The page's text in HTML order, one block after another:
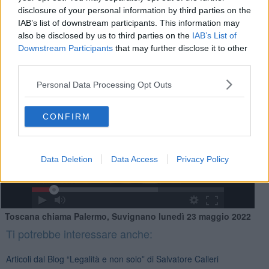
disclosure of your personal information by third parties on the
IAB’s list of downstream participants. This information may
also be disclosed by us to third parties on the IAB’s List of
Downstream Participants that may further disclose it to other
Personal Data Processing Opt Outs
CONFIRM
Data Deletion Data Access Privacy Policy
Toscana chiama Palermo, Suvignano lunedì 23 maggio 2022
Ti potrebbe interessare anche:
Articoli dal Blog “Legalità e non solo” di Salvatore Calleri